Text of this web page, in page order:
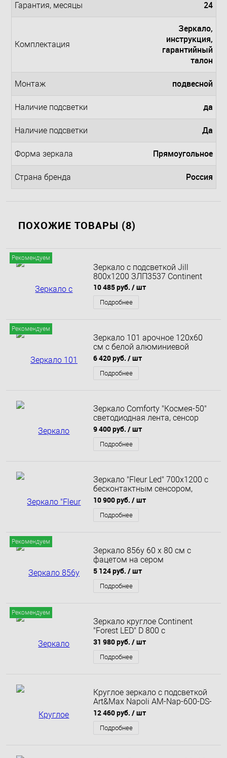
Гарантия, месяцы 24
Комплектация
Зеркало,
инструкция,
гарантийный
талон
Монтаж подвесной
Наличие подсветки да
Наличие подсветки Да
Форма зеркала Прямоугольное
Страна бренда Россия
ПОХОЖИЕ ТОВАРЫ (8)
Рекомендуем
Зеркало с подсветкой Jill
800х1200 ЗЛП3537 Continent
10 485 руб. / шт
Подробнее
Рекомендуем
Зеркало 101 арочное 120х60
см с белой алюминиевой
окантовкой
6 420 руб. / шт
Подробнее
Зеркало Comforty "Космея-50"
светодиодная лента, сенсор
50x80
9 400 руб. / шт
Подробнее
Зеркало "Fleur Led" 700х1200 с
бесконтактным сенсором,
теплая подсветка
10 900 руб. / шт
Подробнее
Рекомендуем
Зеркало 856у 60 х 80 см с
фацетом на сером
алюминиевом профиле 3216 с
универсальным креплением
5 124 руб. / шт
Подробнее
Рекомендуем
Зеркало круглое Continent
"Forest LED" D 800 с
бесконтактным сенсором и
подсветкой
31 980 руб. / шт
Подробнее
Круглое зеркало с подсветкой
Art&Max Napoli AM-Nap-600-DS-
F 60 см
12 460 руб. / шт
Подробнее